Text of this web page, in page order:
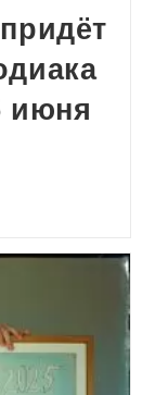
июня